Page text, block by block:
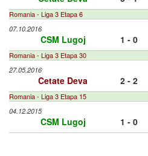
Romania - Liga 3 Etapa 6
07.10.2016
CSM Lugoj 1 - 0
Romania - Liga 3 Etapa 30
27.05.2016
Cetate Deva 2 - 2
Romania - Liga 3 Etapa 15
04.12.2015
CSM Lugoj 1 - 0